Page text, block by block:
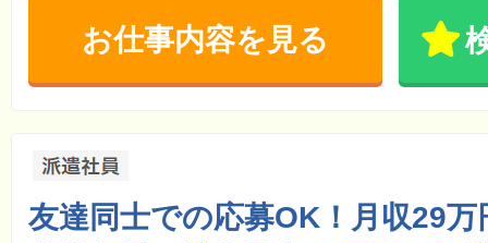
お仕事内容を見る
友達同士での応募OK！月収29万